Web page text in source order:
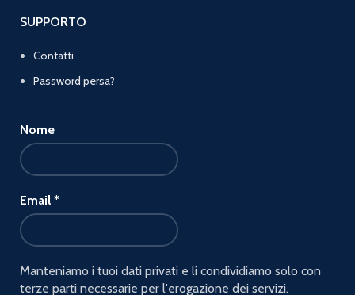
SUPPORTO
Contatti
Password persa?
Nome
Email *
Manteniamo i tuoi dati privati e li condividiamo solo con
terze parti necessarie per l'erogazione dei servizi.